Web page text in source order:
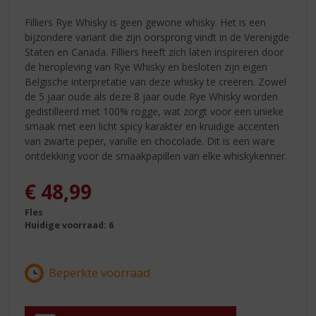
Filliers Rye Whisky is geen gewone whisky. Het is een
bijzondere variant die zijn oorsprong vindt in de Verenigde
Staten en Canada. Filliers heeft zich laten inspireren door
de heropleving van Rye Whisky en besloten zijn eigen
Belgische interpretatie van deze whisky te creëren. Zowel
de 5 jaar oude als deze 8 jaar oude Rye Whisky worden
gedistilleerd met 100% rogge, wat zorgt voor een unieke
smaak met een licht spicy karakter en kruidige accenten
van zwarte peper, vanille en chocolade. Dit is een ware
ontdekking voor de smaakpapillen van elke whiskykenner.
€ 48,99
Fles
Huidige voorraad: 6